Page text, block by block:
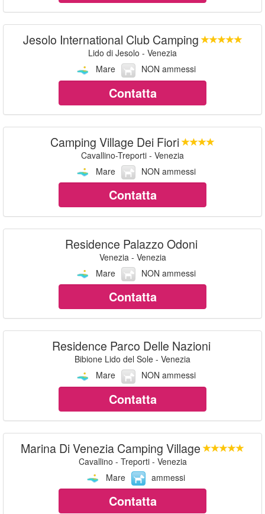
Jesolo International Club Camping
Lido di Jesolo - Venezia
Mare
NON ammessi
Contatta
Camping Village Dei Fiori
Cavallino-Treporti - Venezia
Mare
NON ammessi
Contatta
Residence Palazzo Odoni
Venezia - Venezia
Mare
NON ammessi
Contatta
Residence Parco Delle Nazioni
Bibione Lido del Sole - Venezia
Mare
NON ammessi
Contatta
Marina Di Venezia Camping Village
Cavallino - Treporti - Venezia
Mare
ammessi
Contatta